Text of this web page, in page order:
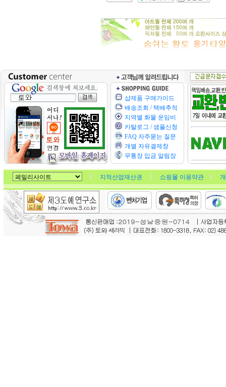
샵제품 구매가이드
배송조회 / 택배추적
지역별 화물 운임비
카탈로그 / 샘플신청
FAQ 자주묻는 질문
개별 자유결제창
무통장 입금 알림장
지적산업재산권 쇼핑몰 이용약관